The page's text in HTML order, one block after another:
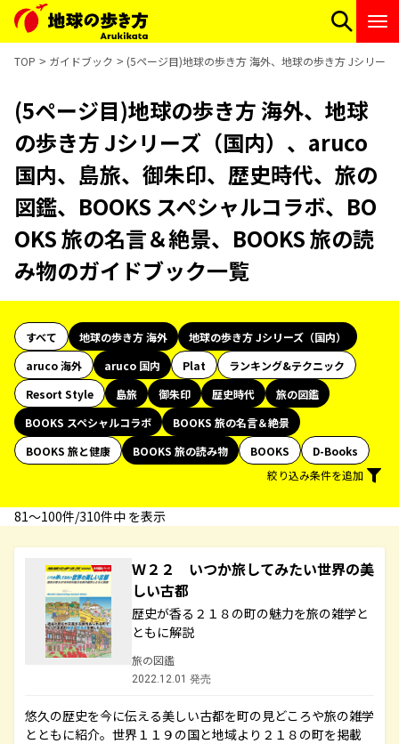
TOP ガイドブック (5ページ目)地球の歩き方 海外、地球の歩き方 Jシリー
(5ページ目)地球の歩き方 海外、地球
の歩き方 Jシリーズ（国内）、aruco
国内、島旅、御朱印、歴史時代、旅の
図鑑、BOOKS スペシャルコラボ、BO
OKS 旅の名言＆絶景、BOOKS 旅の読
み物のガイドブック一覧
すべて 地球の歩き方 海外
地球の歩き方 Jシリーズ（国内）
aruco 海外
aruco 国内 Plat
ランキング&テクニック
Resort Style
島旅 御朱印 歴史時代
旅の図鑑
BOOKS スペシャルコラボ
BOOKS 旅の名言＆絶景
BOOKS 旅と健康
BOOKS 旅の読み物 BOOKS
D-Books
絞り込み条件を追加
81〜100件/310件中 を表示
Ｗ２２ いつか旅してみたい世界の美
しい古都
歴史が香る２１８の町の魅力を旅の雑学と
ともに解説
旅の図鑑
2022.12.01 発売
悠久の歴史を今に伝える美しい古都を町の見どころや旅の雑学
とともに紹介。世界１１９の国と地域より２１８の町を掲載